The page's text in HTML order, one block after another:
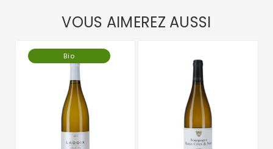
VOUS AIMEREZ AUSSI
Bio